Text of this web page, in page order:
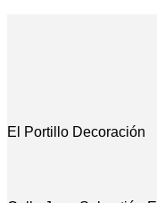
El Portillo Decoración